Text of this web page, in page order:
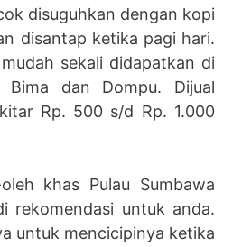
disuguhkan dengan kopi
disantap ketika pagi hari.
sekali didapatkan di
Bima dan Dompu. Dijual
Rp. 500 s/d Rp. 1.000
khas Pulau Sumbawa
rekomendasi untuk anda.
untuk mencicipinya ketika